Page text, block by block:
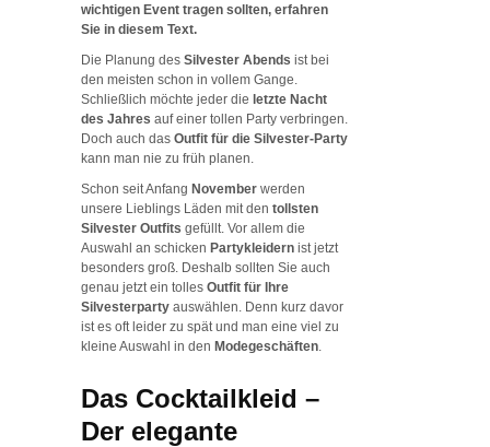
wichtigen Event tragen sollten, erfahren
Sie in diesem Text.
Die Planung des Silvester Abends ist bei
den meisten schon in vollem Gange.
Schließlich möchte jeder die letzte Nacht
des Jahres auf einer tollen Party verbringen.
Doch auch das Outfit für die Silvester-Party
kann man nie zu früh planen.
Schon seit Anfang November werden
unsere Lieblings Läden mit den tollsten
Silvester Outfits gefüllt. Vor allem die
Auswahl an schicken Partykleidern ist jetzt
besonders groß. Deshalb sollten Sie auch
genau jetzt ein tolles Outfit für Ihre
Silvesterparty auswählen. Denn kurz davor
ist es oft leider zu spät und man eine viel zu
kleine Auswahl in den Modegeschäften
Das Cocktailkleid –
Der elegante